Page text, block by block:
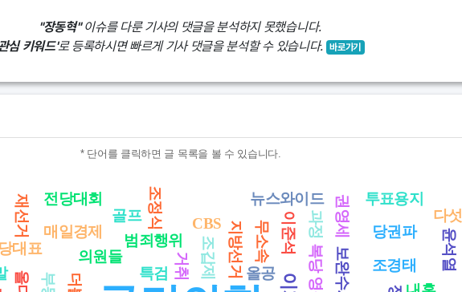
"장동혁"이슈를 다룬 기사의 댓글을 분석하지 못했습니다.
심 키워드'로 등록하시면 빠르게 기사 댓글을 분석할 수 있습니다. 바로가기
특검
의원들
올공
거취
대표 조갑제 조경태
지방선거
범죄행위 무소속 이준석
매일경제 당권파 윤석열
CBS 과정
재선거 권영세
골프
전당대회 조정식 뉴스와이드 투표용지
다섯
* 단어를 클릭하면 글 목록을 볼 수 있습니다.